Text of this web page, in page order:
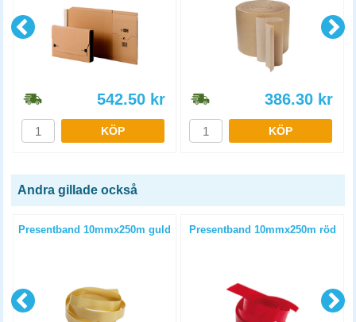
542.50 kr
KÖP
386.30 kr
KÖP
Andra gillade också
Presentband 10mmx250m guld Presentband 10mmx250m röd